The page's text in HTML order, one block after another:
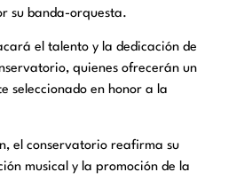
su banda-orquesta.
el talento y la dedicación de
quienes ofrecerán un
seleccionado en honor a la
el conservatorio reafirma su
musical y la promoción de la